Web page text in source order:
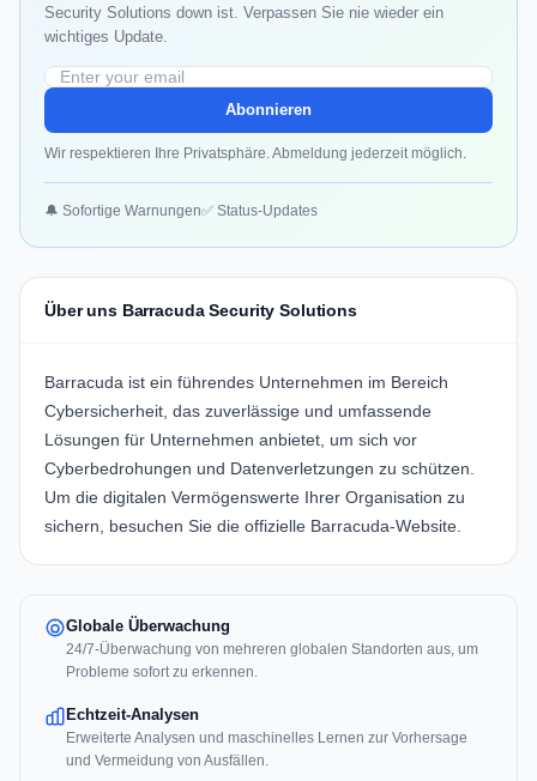
Security Solutions down ist. Verpassen Sie nie wieder ein
wichtiges Update.
Abonnieren
Wir respektieren Ihre Privatsphäre. Abmeldung jederzeit möglich.
🔔 Sofortige Warnungen✅ Status-Updates
Über uns Barracuda Security Solutions
Barracuda ist ein führendes Unternehmen im Bereich
Cybersicherheit, das zuverlässige und umfassende
Lösungen für Unternehmen anbietet, um sich vor
Cyberbedrohungen und Datenverletzungen zu schützen.
Um die digitalen Vermögenswerte Ihrer Organisation zu
sichern, besuchen Sie die offizielle Barracuda-Website.
Globale Überwachung
24/7-Überwachung von mehreren globalen Standorten aus, um
Probleme sofort zu erkennen.
Echtzeit-Analysen
Erweiterte Analysen und maschinelles Lernen zur Vorhersage
und Vermeidung von Ausfällen.